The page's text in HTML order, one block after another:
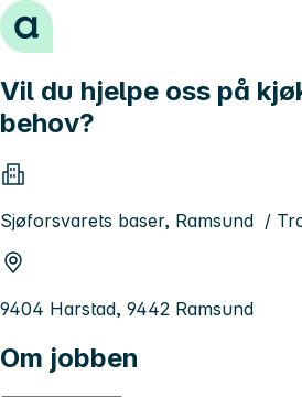
Hopp til innhold
Vil du hjelpe oss på
behov?
Sjøforsvarets baser, Ramsund /
9404 Harstad, 9442 Ramsund
Om jobben